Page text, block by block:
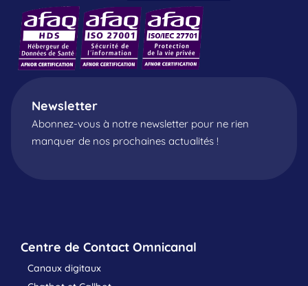
Newsletter
Abonnez-vous à notre newsletter pour ne rien
manquer de nos prochaines actualités !
Centre de Contact Omnicanal
Canaux digitaux